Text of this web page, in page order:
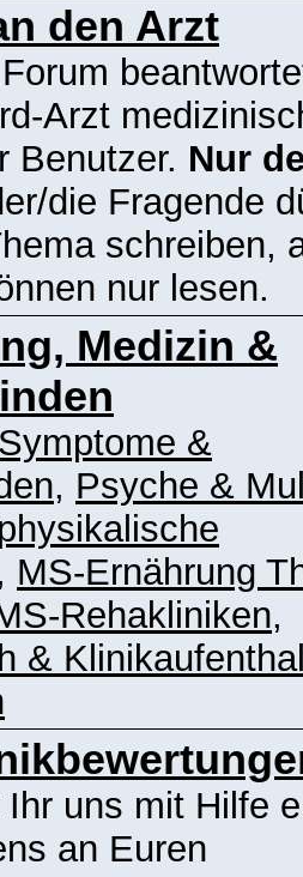
den Arzt
Arzt
Benutzer. Nur
die Fragende
schreiben,
nur lesen.
Medizin &
Symptome &
, Psyche &
physikalische
MS-Ernährung
Rehakliniken,
&
Ihr uns mit Hilfe
an Euren